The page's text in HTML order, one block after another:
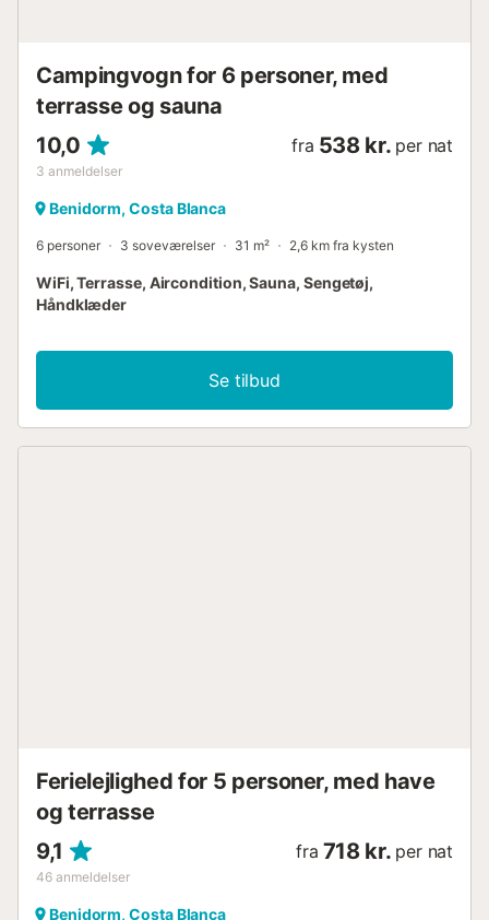
Campingvogn for 6 personer, med
terrasse og sauna
10,0
3 anmeldelser
fra 538 kr. per nat
Benidorm, Costa Blanca
6 personer 3 soveværelser 31 m² 2,6 km fra kysten
WiFi, Terrasse, Aircondition, Sauna, Sengetøj,
Håndklæder
Se tilbud
Ferielejlighed for 5 personer, med have
og terrasse
9,1
46 anmeldelser
fra 718 kr. per nat
Benidorm, Costa Blanca